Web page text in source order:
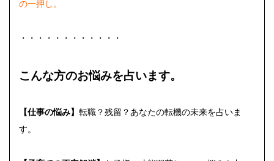
の一押し。
・・・・・・・・・・・・
こんな方のお悩みを占います。
【仕事の悩み】 転職？残留？あなたの転機の未来を占いま
す。